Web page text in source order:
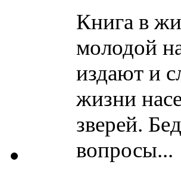
Книга в
молодой
издают и
жизни
зверей.
вопросы...